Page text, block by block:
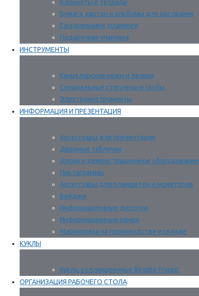
Блокноты и тетради
Бумага, картон и альбомы для рисования
Ежедневники, планинги
Подарочная упаковка
ИНСТРУМЕНТЫ
Канцелярские ножи и лезвия
Специальные степлеры и скобы
Электроинструменты
ИНФОРМАЦИЯ И ПРЕЗЕНТАЦИЯ
Аксессуары для презентации
Дверные таблички
Доски и демонстрационное оборудование
Пиктограммы
Аксессуары для планшетов и мониторов
Бейджи
Информационные дисплеи
Информационные рамки
Маркировка на производстве и складе
КУКЛЫ
Куклы коллекционные Birgitte Frigast
ОРГАНИЗАЦИЯ РАБОЧЕГО СТОЛА